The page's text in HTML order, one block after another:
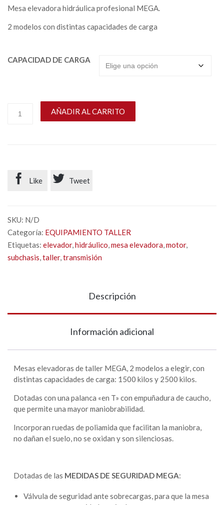
Mesa elevadora hidráulica profesional MEGA.
2 modelos con distintas capacidades de carga
CAPACIDAD DE CARGA
AÑADIR AL CARRITO
 Like  Tweet
SKU: N/D
Categoría: EQUIPAMIENTO TALLER
Etiquetas: elevador,hidráulico,mesa elevadora,motor,
subchasis,taller,transmisión
Descripción
Información adicional
Mesas elevadoras de taller MEGA, 2 modelos a elegir, con
distintas capacidades de carga: 1500 kilos y 2500 kilos.
Dotadas con una palanca «en T» con empuñadura de caucho,
que permite una mayor maniobrabilidad.
Incorporan ruedas de poliamida que facilitan la maniobra,
no dañan el suelo, no se oxidan y son silenciosas.
Dotadas de las MEDIDAS DE SEGURIDAD MEGA:
Válvula de seguridad ante sobrecargas, para que la mesa